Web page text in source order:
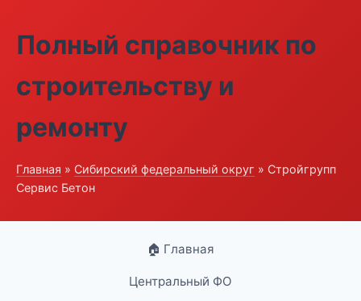
Полный справочник по
строительству и
ремонту
Главная » Сибирский федеральный округ » Стройгрупп
Сервис Бетон
🏠 Главная
Центральный ФО